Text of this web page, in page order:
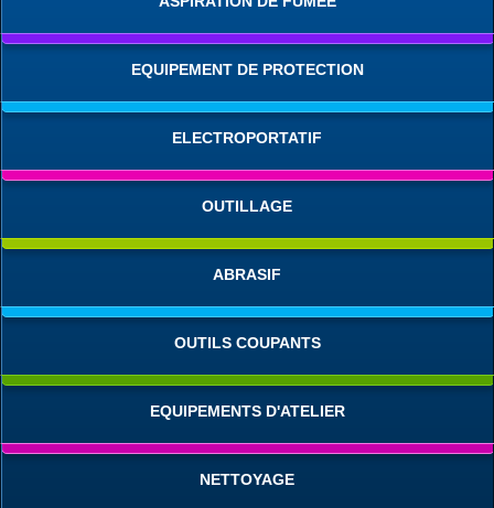
EQUIPEMENT DE PROTECTION
ELECTROPORTATIF
OUTILLAGE
ABRASIF
OUTILS COUPANTS
EQUIPEMENTS D'ATELIER
NETTOYAGE